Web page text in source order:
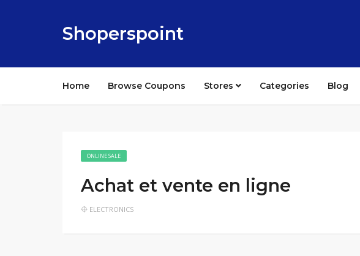
Shoperspoint
Home Browse Coupons Stores Categories Blog
ONLINE SALE
Achat et vente en ligne
ELECTRONICS